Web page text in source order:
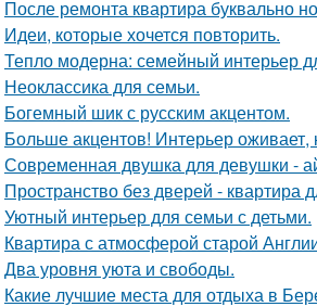
После ремонта квартира буквально
Идеи, которые хочется повторить.
Тепло модерна: семейный интерьер
Неоклассика для семьи.
Богемный шик с русским акцентом.
Больше акцентов! Интерьер оживает,
Современная двушка для девушки -
Пространство без дверей - квартира
Уютный интерьер для семьи с детьми.
Квартира с атмосферой старой
Два уровня уюта и свободы.
Какие лучшие места для отдыха в